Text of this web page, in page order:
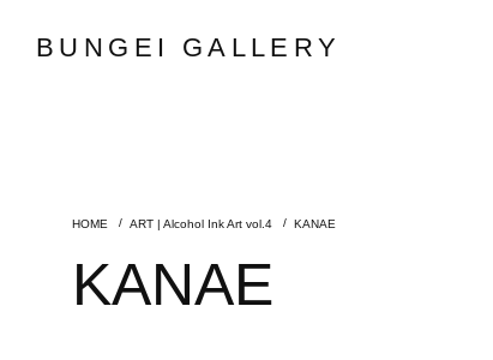
BUNGEI GALLERY
ART | Alcohol Ink Art vol.4 KANAE
KANAE